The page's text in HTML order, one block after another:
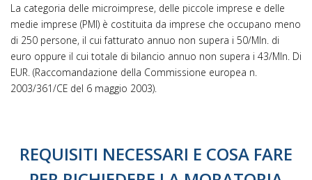
La categoria delle microimprese, delle piccole imprese e delle
medie imprese (PMI) è costituita da imprese che occupano meno
di 250 persone, il cui fatturato annuo non supera i 50/Mln. di
euro oppure il cui totale di bilancio annuo non supera i 43/Mln. Di
EUR. (Raccomandazione della Commissione europea n.
2003/361/CE del 6 maggio 2003).
REQUISITI NECESSARI E COSA FARE